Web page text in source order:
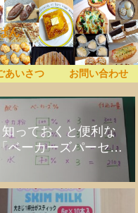
ん
あいさつ お問い合わせ
知っておくと便利な
ベーカーズパーセン
ト」の話